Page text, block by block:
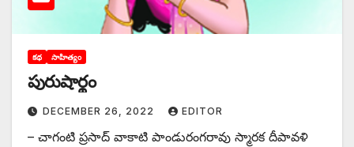
కథ సాహిత్యం
పురుషార్థం
DECEMBER 26, 2022 EDITOR
– చాగంటి ప్రసాద్‌ ‌వాకాటి పాండురంగరావు స్మారక దీపావళి